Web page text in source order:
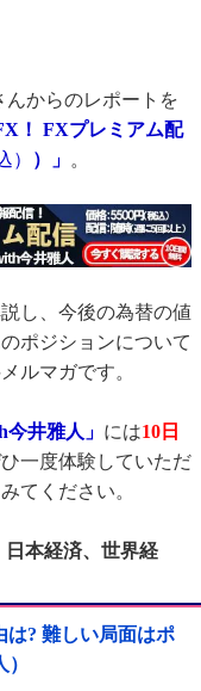
んからのレポートを
！ FXプレミアム配
） ）」 。
し、今後の為替の値
ポジションについて
ルマガです。
井雅人」 には10日
一度体験していただ
てください。
本経済、世界経
は? 難しい局面はポ